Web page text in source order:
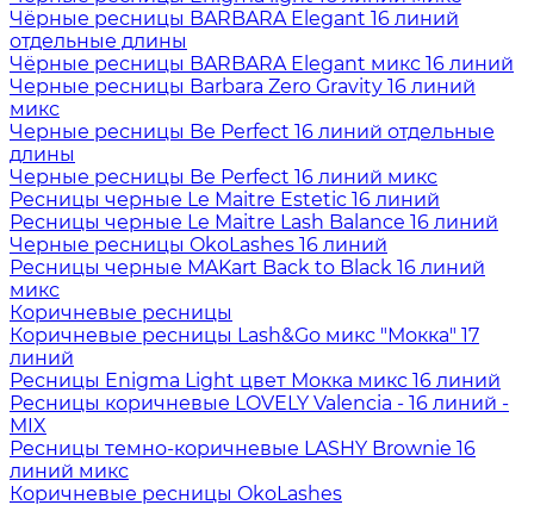
Чёрные ресницы BARBARA Elegant 16 линий
отдельные длины
Чёрные ресницы BARBARA Elegant микс 16 линий
Черные ресницы Barbara Zero Gravity 16 линий
микс
Черные ресницы Be Perfect 16 линий отдельные
длины
Черные ресницы Be Perfect 16 линий микс
Ресницы черные Le Maitre Estetic 16 линий
Ресницы черные Le Maitre Lash Balance 16 линий
Черные ресницы OkoLashes 16 линий
Ресницы черные MAKart Back to Black 16 линий
микс
Коричневые ресницы
Коричневые ресницы Lash&Go микс "Мокка" 17
линий
Ресницы Enigma Light цвет Мокка микс 16 линий
Ресницы коричневые LOVELY Valencia - 16 линий -
MIX
Ресницы темно-коричневые LASHY Brownie 16
линий микс
Коричневые ресницы OkoLashes